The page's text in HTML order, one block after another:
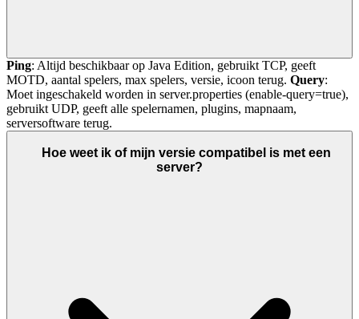
Ping: Altijd beschikbaar op Java Edition, gebruikt TCP, geeft
MOTD, aantal spelers, max spelers, versie, icoon terug. Query:
Moet ingeschakeld worden in server.properties (enable-query=true),
gebruikt UDP, geeft alle spelernamen, plugins, mapnaam,
serversoftware terug.
Hoe weet ik of mijn versie compatibel is met een
server?